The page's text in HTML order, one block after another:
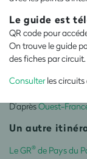
Le guide est
QR code pour
On trouve le guide
des fiches par circuit.
Consulterles circuits
D’aprèsOuest-
Un autre
Le GR® de Pays du